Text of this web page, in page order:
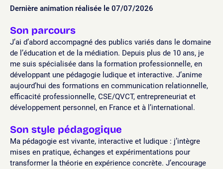
Dernière animation réalisée le 07/07/2026
Son parcours
J’ai d’abord accompagné des publics variés dans le domaine
de l’éducation et de la médiation. Depuis plus de 10 ans, je
me suis spécialisée dans la formation professionnelle, en
développant une pédagogie ludique et interactive. J’anime
aujourd’hui des formations en communication relationnelle,
efficacité professionnelle, CSE/QVCT, entrepreneuriat et
développement personnel, en France et à l’international.
Son style pédagogique
Ma pédagogie est vivante, interactive et ludique : j’intègre
mises en pratique, échanges et expérimentations pour
transformer la théorie en expérience concrète. J’encourage